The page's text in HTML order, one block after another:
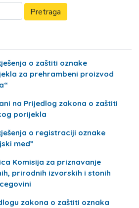
o zaštiti oznake
za prehrambeni proizvod
na Prijedlog zakona o zaštiti
porijekla
o registraciji oznake
med”
Komisija za priznavanje
prirodnih izvorskih i stonih
zakona o zaštiti oznaka